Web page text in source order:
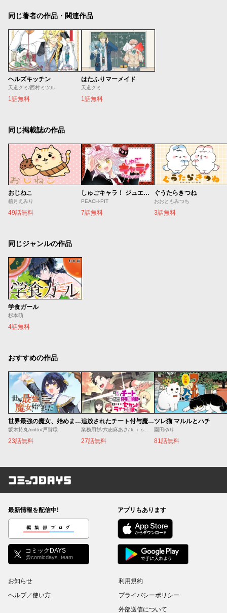
同じ著者の作品・関連作品
ヘルズキッチン
天道グミ/西村ミツル
1話無料
はたふりマーメイド
天道グミ
1話無料
同じ掲載誌の作品
おじねこ
植月えみり
49話無料
しゅごキャラ！ ジュエルジョーカー
PEACH-PIT
7話無料
ぐうたらきつね
おおともみつち
3話無料
同じジャンルの作品
学食ガール
杉本萌
4話無料
おすすめの作品
世界最強の魔女、始めました ～私だけ『攻略サイト』を見れる世界で自由に生きます～
坂木持丸/riritto/戸賀環
23話無料
追放されたチート付与魔術師は気ままなセカンドライフを謳歌する。 ～俺は武器だけじゃなく、あらゆるものに『強化ポイント』を付与できるし、俺の意思でいつでも効果を解除できるけど、残った人たち大丈夫？～
業務用餅/六志麻あさ/ｋｉｓｕｉ
27話無料
ツレ猫 マルルとハチ
園田ゆり
81話無料
コミックDAYS
最新情報を配信中!
編集部ブログ
コミックDAYS
@comicdays_team
アプリもあります
お知らせ
ヘルプ／使い方
利用規約
プライバシーポリシー
外部送信について